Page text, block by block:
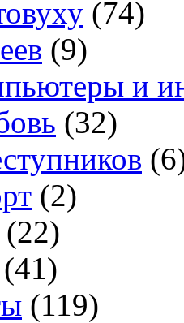
(74)
(9)
и
(32)
(2)
(22)
(41)
(119)